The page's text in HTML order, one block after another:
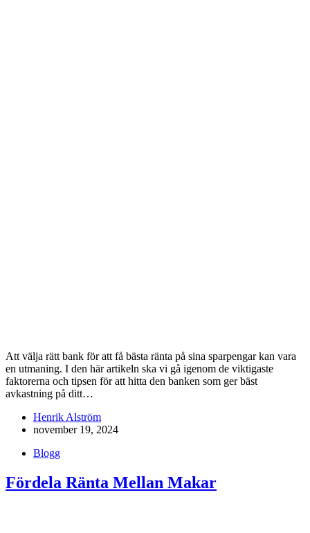
Att välja rätt bank för att få bästa ränta på sina sparpengar kan vara
en utmaning. I den här artikeln ska vi gå igenom de viktigaste
faktorerna och tipsen för att hitta den banken som ger bäst
avkastning på ditt…
Henrik Alström
november 19, 2024
Blogg
Fördela Ränta Mellan Makar